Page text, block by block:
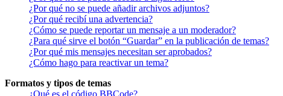
¿Por qué no se puede añadir archivos adjuntos?
¿Por qué recibí una advertencia?
¿Cómo se puede reportar un mensaje a un moderador?
¿Para qué sirve el botón “Guardar” en la publicación de temas?
¿Por qué mis mensajes necesitan ser aprobados?
¿Cómo hago para reactivar un tema?
Formatos y tipos de temas
¿Qué es el código BBCode?